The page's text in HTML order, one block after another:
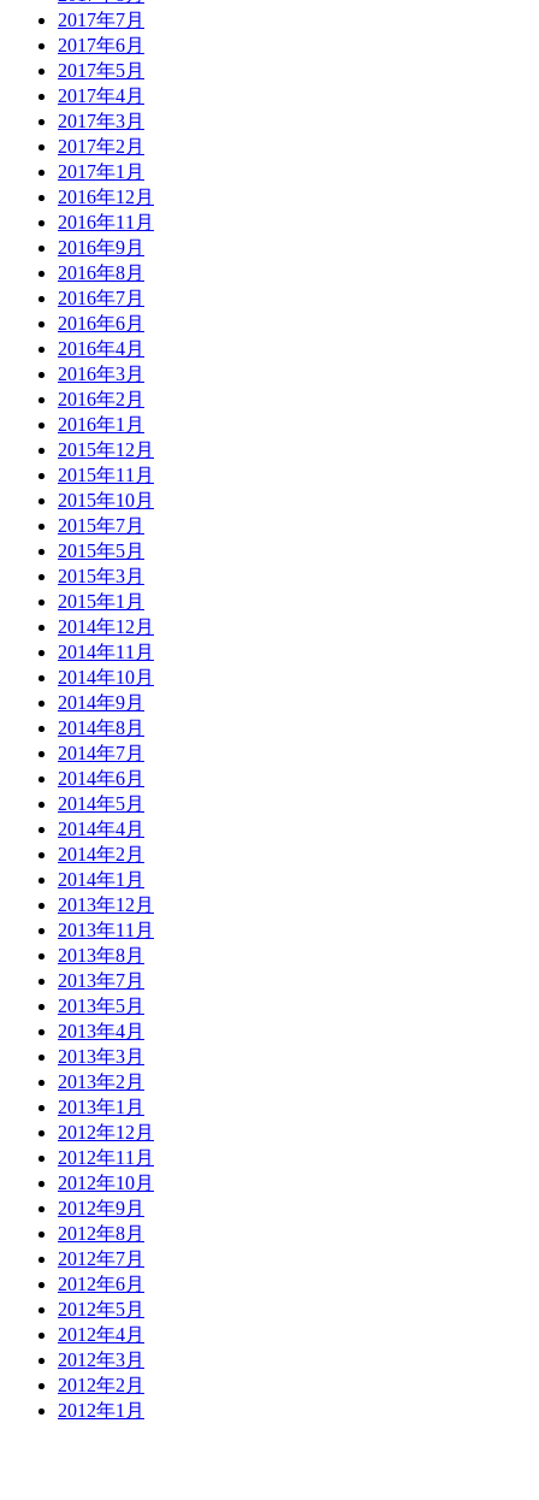
2017年7月
2017年6月
2017年5月
2017年4月
2017年3月
2017年2月
2017年1月
2016年12月
2016年11月
2016年9月
2016年8月
2016年7月
2016年6月
2016年4月
2016年3月
2016年2月
2016年1月
2015年12月
2015年11月
2015年10月
2015年7月
2015年5月
2015年3月
2015年1月
2014年12月
2014年11月
2014年10月
2014年9月
2014年8月
2014年7月
2014年6月
2014年5月
2014年4月
2014年2月
2014年1月
2013年12月
2013年11月
2013年8月
2013年7月
2013年5月
2013年4月
2013年3月
2013年2月
2013年1月
2012年12月
2012年11月
2012年10月
2012年9月
2012年8月
2012年7月
2012年6月
2012年5月
2012年4月
2012年3月
2012年2月
2012年1月